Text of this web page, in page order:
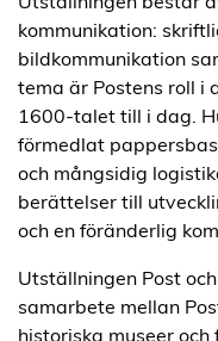
kommunikation:
bildkommunikation
tema är Postens roll i
1600-talet till i dag.
förmedlat
och mångsidig
berättelser till
och en föränderlig
Utställningen Post
samarbete mellan
historiska museer